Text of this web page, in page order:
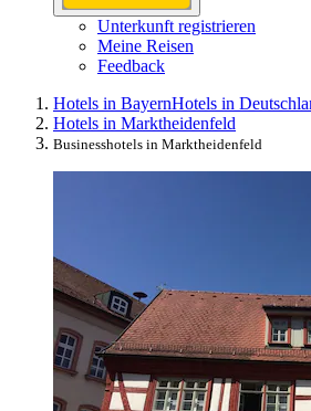
Unterkunft registrieren
Meine Reisen
Feedback
Hotels in BayernHotels in
Hotels in Marktheidenfeld
Businesshotels in Marktheidenfeld